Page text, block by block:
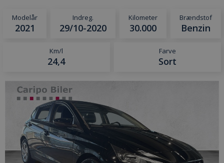
Modelår
2021
Indreg.
29/10-2020
Kilometer
30.000
Brændstof
Benzin
Km/l
24,4
Farve
Sort